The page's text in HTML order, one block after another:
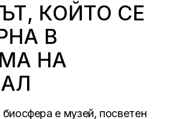
КОЙТО СЕ
В
НА
е музей, посветен